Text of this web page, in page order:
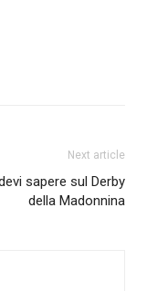
Next article
sapere sul Derby
della Madonnina